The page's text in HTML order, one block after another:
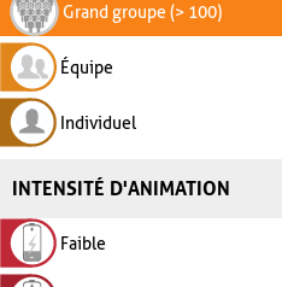
Grand groupe (> 100)
Équipe
Individuel
INTENSITÉ D'ANIMATION
Faible